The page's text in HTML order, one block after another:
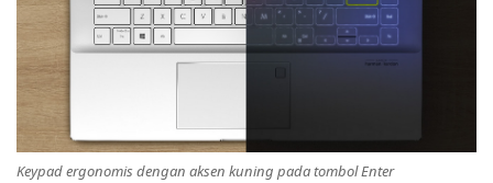
Keypad ergonomis dengan aksen kuning pada tombol Enter